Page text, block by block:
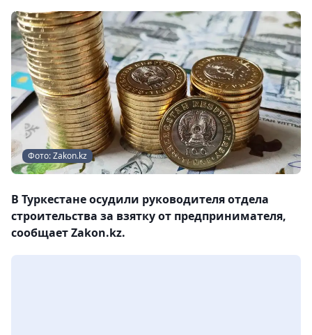
Фото: Zakon.kz
В Туркестане осудили руководителя отдела
строительства за взятку от предпринимателя,
сообщает Zakon.kz.